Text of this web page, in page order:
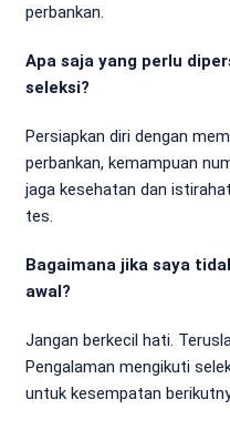
perbankan.
Apa saja yang perlu
seleksi?
Persiapkan diri dengan
perbankan, kemampuan
jaga kesehatan dan
tes.
Bagaimana jika saya
awal?
Jangan berkecil hati.
Pengalaman mengikuti
untuk kesempatan